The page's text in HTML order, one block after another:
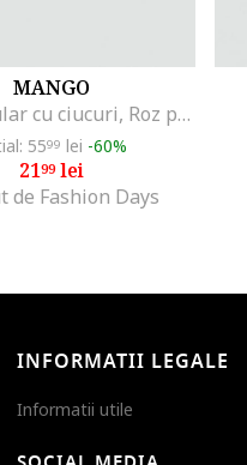
MANGO
Fular circular cu ciucuri, Roz prafuit
5599 lei -60%
2199lei
de Fashion Days
INFORMATII LEGALE
Informatii utile